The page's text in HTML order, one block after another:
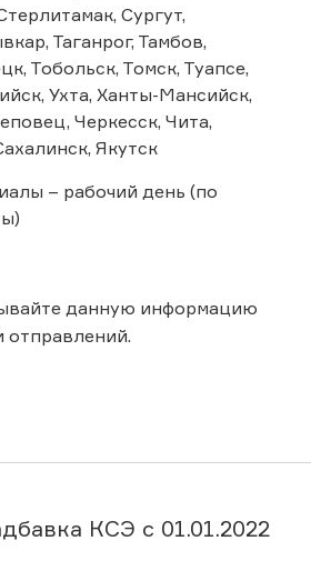
Сургут,
Таганрог, Тамбов,
Тобольск, Томск, Туапсе,
Ухта, Ханты-Мансийск,
Черкесск, Чита,
Якутск
– рабочий день (по
данную информацию
отправлений.
КСЭ с 01.01.2022